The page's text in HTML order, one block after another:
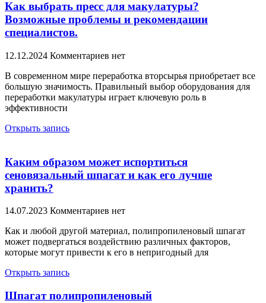
Как выбрать пресс для макулатуры?
Возможные проблемы и рекомендации
специалистов.
12.12.2024 Комментариев нет
В современном мире переработка вторсырья приобретает все
большую значимость. Правильный выбор оборудования для
переработки макулатуры играет ключевую роль в
эффективности
Открыть запись
Каким образом может испортиться
сеновязальный шпагат и как его лучше
хранить?
14.07.2023 Комментариев нет
Как и любой другой материал, полипропиленовый шпагат
может подвергаться воздействию различных факторов,
которые могут привести к его в непригодный для
Открыть запись
Шпагат полипропиленовый